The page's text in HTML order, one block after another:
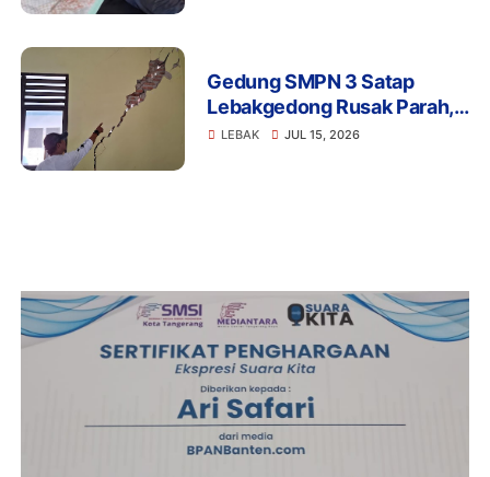
Gedung SMPN 3 Satap
Lebakgedong Rusak Parah,
Warga: Jangan Tunggu
LEBAK JUL 15, 2026